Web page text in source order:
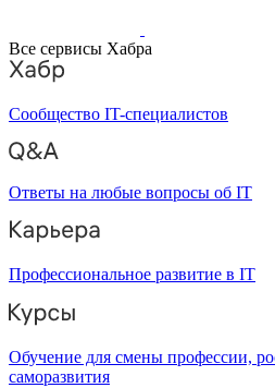
Все сервисы Хабра
Сообщество IT-специалистов
Ответы на любые вопросы об IT
Профессиональное развитие в IT
Обучение для смены профессии,
саморазвития